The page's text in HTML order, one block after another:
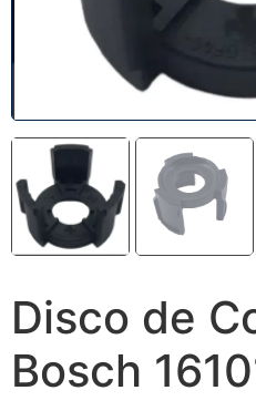
Disco de
Bosch